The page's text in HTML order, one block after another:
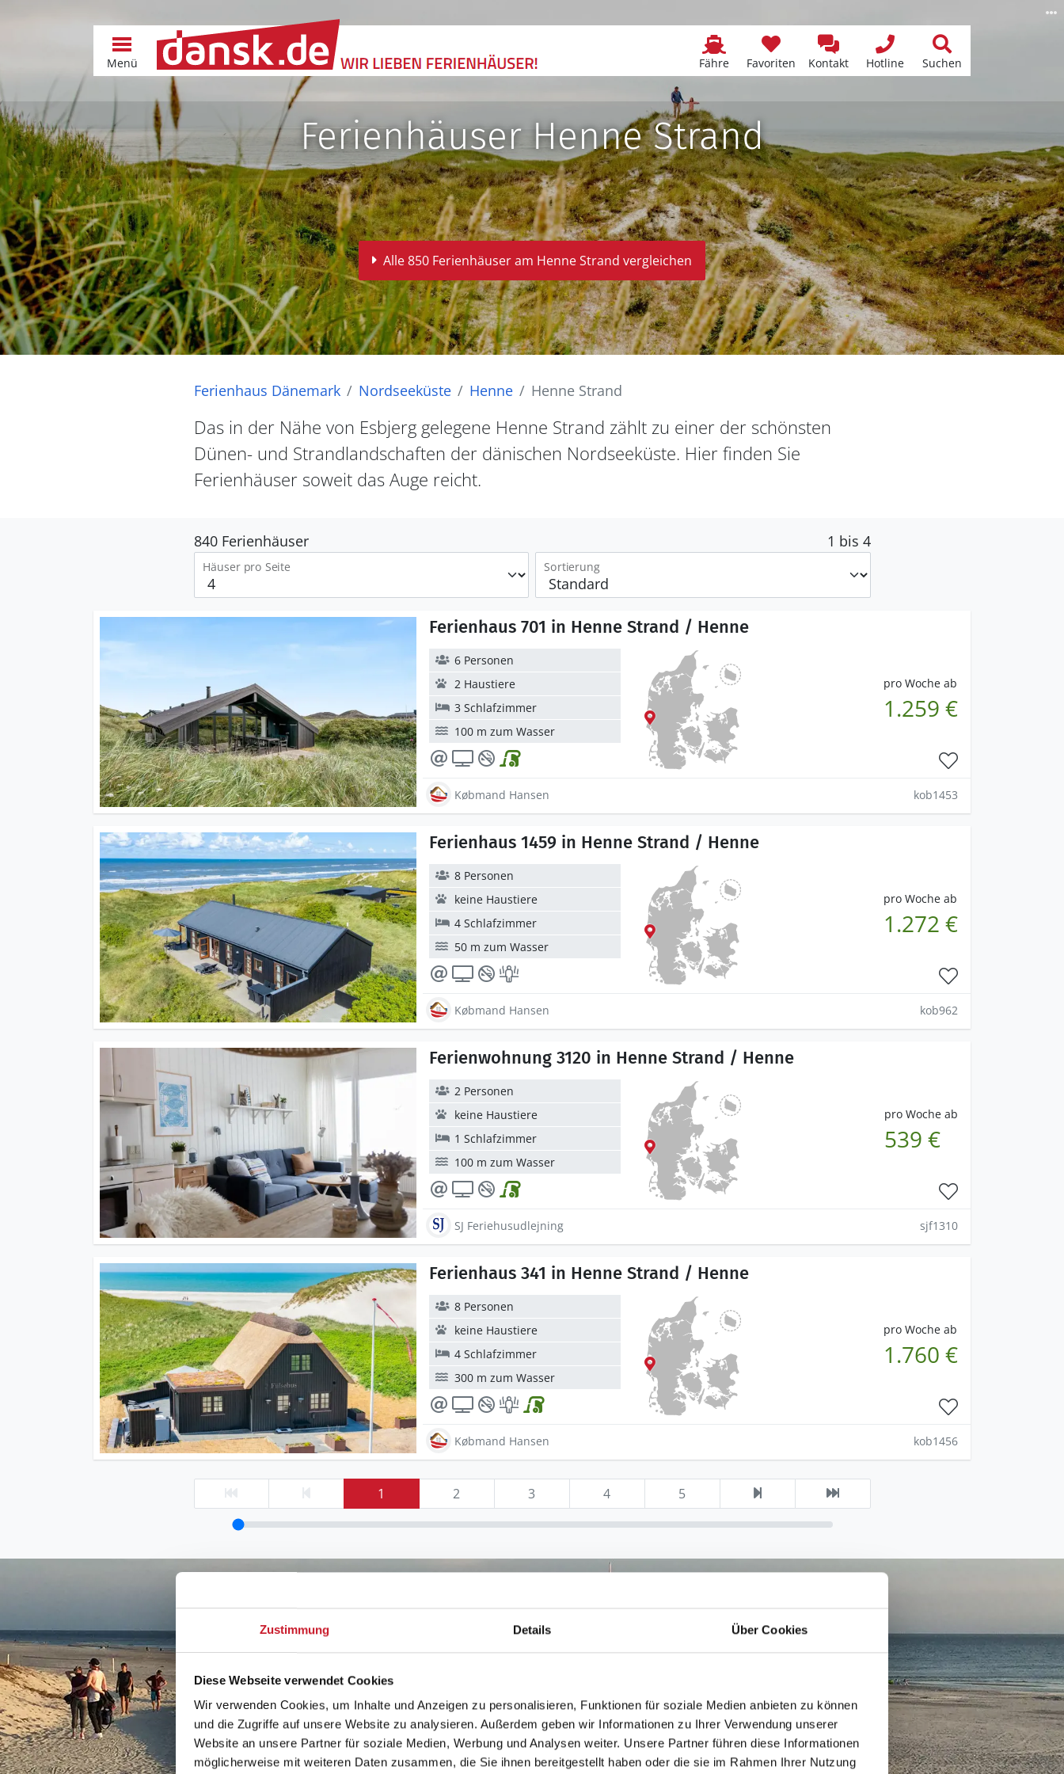
Zustimmung Details Über Cookies
Diese Webseite verwendet Cookies
Wir verwenden Cookies, um Inhalte und Anzeigen zu personalisieren, Funktionen für soziale Medien anbieten zu können
und die Zugriffe auf unsere Website zu analysieren. Außerdem geben wir Informationen zu Ihrer Verwendung unserer
Website an unsere Partner für soziale Medien, Werbung und Analysen weiter. Unsere Partner führen diese Informationen
möglicherweise mit weiteren Daten zusammen, die Sie ihnen bereitgestellt haben oder die sie im Rahmen Ihrer Nutzung
Fähre Favoriten Kontakt Hotline Suchen
Menü
Ferienhäuser Henne Strand
Alle 850 Ferienhäuser am Henne Strand vergleichen
Ferienhaus Dänemark Nordseeküste Henne Henne Strand
Das in der Nähe von Esbjerg gelegene Henne Strand zählt zu einer der schönsten
Dünen- und Strandlandschaften der dänischen Nordseeküste. Hier finden Sie
Ferienhäuser soweit das Auge reicht.
840 Ferienhäuser 1 bis 4
Häuser pro Seite Sortierung
Ferienhaus 701 in Henne Strand / Henne
pro Woche ab
1.259 €
6 Personen
2 Haustiere
3 Schlafzimmer
100 m zum Wasser
Købmand Hansen kob1453
Ferienhaus 1459 in Henne Strand / Henne
pro Woche ab
1.272 €
8 Personen
keine Haustiere
4 Schlafzimmer
50 m zum Wasser
Købmand Hansen kob962
Ferienwohnung 3120 in Henne Strand / Henne
pro Woche ab
539 €
2 Personen
keine Haustiere
1 Schlafzimmer
100 m zum Wasser
SJ Feriehusudlejning sjf1310
Ferienhaus 341 in Henne Strand / Henne
pro Woche ab
1.760 €
8 Personen
keine Haustiere
4 Schlafzimmer
300 m zum Wasser
Købmand Hansen kob1456
1 2 3 4 5